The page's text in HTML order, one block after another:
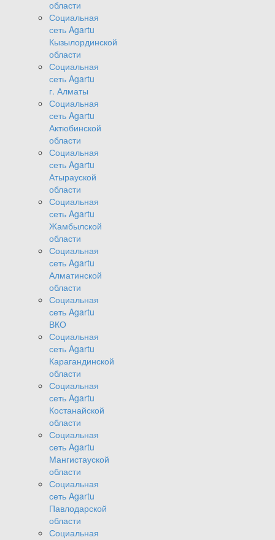
области
Социальная
сеть Agartu
Кызылординской
области
Социальная
сеть Agartu
г. Алматы
Социальная
сеть Agartu
Актюбинской
области
Социальная
сеть Agartu
Атырауской
области
Социальная
сеть Agartu
Жамбылской
области
Социальная
сеть Agartu
Алматинской
области
Социальная
сеть Agartu
ВКО
Социальная
сеть Agartu
Карагандинской
области
Социальная
сеть Agartu
Костанайской
области
Социальная
сеть Agartu
Мангистауской
области
Социальная
сеть Agartu
Павлодарской
области
Социальная